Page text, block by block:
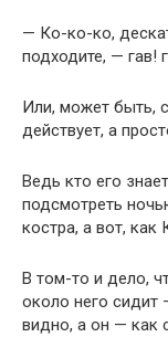
— Ко-ко-ко,
подходите, — гав!
Или, может быть,
действует, а
Ведь кто его
подсмотреть
костра, а вот, как
В том-то и дело,
около него сидит
видно, а он — как